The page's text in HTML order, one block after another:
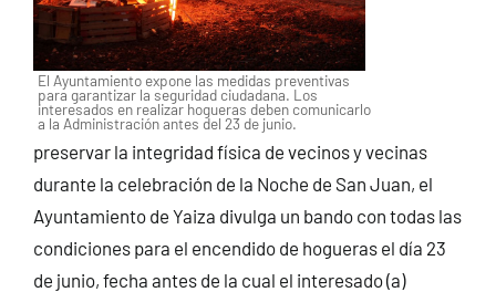
El Ayuntamiento expone las medidas preventivas
para garantizar la seguridad ciudadana. Los
interesados en realizar hogueras deben comunicarlo
a la Administración antes del 23 de junio.
preservar la integridad física de vecinos y vecinas
durante la celebración de la Noche de San Juan, el
Ayuntamiento de Yaiza divulga un bando con todas las
condiciones para el encendido de hogueras el día 23
de junio, fecha antes de la cual el interesado (a)